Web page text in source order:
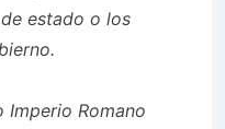
estado o los
Imperio Romano